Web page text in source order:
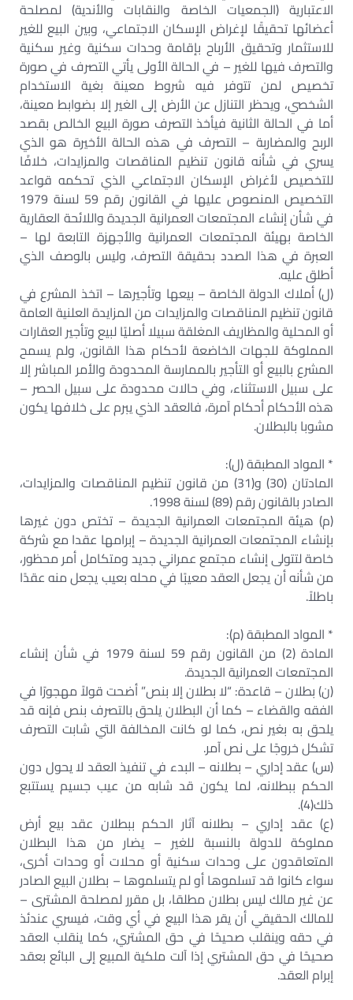
الاعتبارية (الجمعيات الخاصة والنقابات والأندية) لمصلحة
أعضائها تحقيقًا لإغراض الإسكان الاجتماعي، وبين البيع للغير
للاستثمار وتحقيق الأرباح بإقامة وحدات سكنية وغير سكنية
والتصرف فيها للغير – في الحالة الأولى يأتي التصرف في صورة
تخصيص لمن تتوفر فيه شروط معينة بغية الاستخدام
الشخصي، ويحظر التنازل عن الأرض إلى الغير إلا بضوابط معينة،
أما في الحالة الثانية فيأخذ التصرف صورة البيع الخالص بقصد
الربح والمضاربة – التصرف في هذه الحالة الأخيرة هو الذي
يسري في شأنه قانون تنظيم المناقصات والمزايدات، خلافًا
للتخصيص لأغراض الإسكان الاجتماعي الذي تحكمه قواعد
التخصيص المنصوص عليها في القانون رقم 59 لسنة 1979
في شأن إنشاء المجتمعات العمرانية الجديدة واللائحة العقارية
الخاصة بهيئة المجتمعات العمرانية والأجهزة التابعة لها –
العبرة في هذا الصدد بحقيقة التصرف، وليس بالوصف الذي
أطلق عليه.
(ل) أملاك الدولة الخاصة – بيعها وتأجيرها – اتخذ المشرع في
قانون تنظيم المناقصات والمزايدات من المزايدة العلنية العامة
أو المحلية والمظاريف المغلقة سبيلا أصليًا لبيع وتأجير العقارات
المملوكة للجهات الخاضعة لأحكام هذا القانون، ولم يسمح
المشرع بالبيع أو التأجير بالممارسة المحدودة والأمر المباشر إلا
على سبيل الاستثناء، وفي حالات محدودة على سبيل الحصر –
هذه الأحكام أحكام آمرة، فالعقد الذي يبرم على خلافها يكون
مشوبا بالبطلان.
* المواد المطبقة (ل):
المادتان (30) و(31) من قانون تنظيم المناقصات والمزايدات،
الصادر بالقانون رقم (89) لسنة 1998.
(م) هيئة المجتمعات العمرانية الجديدة – تختص دون غيرها
بإنشاء المجتمعات العمرانية الجديدة – إبرامها عقدا مع شركة
خاصة لتتولى إنشاء مجتمع عمراني جديد ومتكامل أمر محظور،
من شأنه أن يجعل العقد معيبًا في محله بعيب يجعل منه عقدًا
باطلاً.
* المواد المطبقة (م):
المادة (2) من القانون رقم 59 لسنة 1979 في شأن إنشاء
المجتمعات العمرانية الجديدة.
(ن) بطلان – قاعدة: “لا بطلان إلا بنص” أضحت قولاً مهجورًا في
الفقه والقضاء – كما أن البطلان يلحق بالتصرف بنص فإنه قد
يلحق به بغير نص، كما لو كانت المخالفة التي شابت التصرف
تشكل خروجًا على نص آمر.
(س) عقد إداري – بطلانه – البدء في تنفيذ العقد لا يحول دون
الحكم ببطلانه، لما يكون قد شابه من عيب جسيم يستتبع
ذلك(4).
(ع) عقد إداري – بطلانه آثار الحكم ببطلان عقد بيع أرض
مملوكة للدولة بالنسبة للغير – يضار من هذا البطلان
المتعاقدون على وحدات سكنية أو محلات أو وحدات أخرى،
سواء كانوا قد تسلموها أو لم يتسلموها – بطلان البيع الصادر
عن غير مالك ليس بطلان مطلقا، بل مقرر لمصلحة المشترى –
للمالك الحقيقي أن يقر هذا البيع في أي وقت، فيسري عندئذ
في حقه وينقلب صحيحًا في حق المشتري، كما ينقلب العقد
صحيحًا في حق المشتري إذا آلت ملكية المبيع إلى البائع بعقد
إبرام العقد.